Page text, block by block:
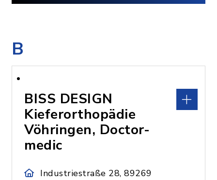
B
BISS DESIGN
Kieferorthopädie
Vöhringen, Doctor-
medic
Industriestraße 28, 89269